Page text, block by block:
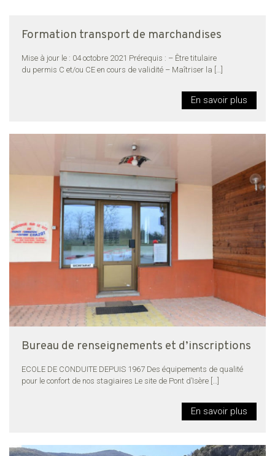
Formation transport de marchandises
Mise à jour le : 04 octobre 2021 Prérequis : – Être titulaire
du permis C et/ou CE en cours de validité – Maîtriser la […]
En savoir plus
Bureau de renseignements et d’inscriptions
ECOLE DE CONDUITE DEPUIS 1967 Des équipements de qualité
pour le confort de nos stagiaires Le site de Pont d’Isère
En savoir plus